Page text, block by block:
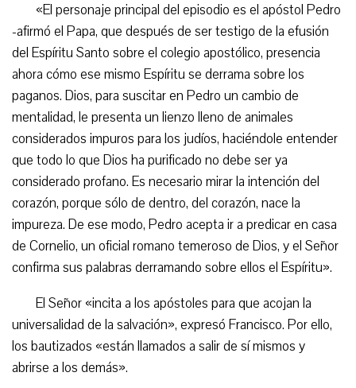
«El personaje principal del episodio es el apóstol Pedro
-afirmó el Papa, que después de ser testigo de la efusión
del Espíritu Santo sobre el colegio apostólico, presencia
ahora cómo ese mismo Espíritu se derrama sobre los
paganos. Dios, para suscitar en Pedro un cambio de
mentalidad, le presenta un lienzo lleno de animales
considerados impuros para los judíos, haciéndole entender
que todo lo que Dios ha purificado no debe ser ya
considerado profano. Es necesario mirar la intención del
corazón, porque sólo de dentro, del corazón, nace la
impureza. De ese modo, Pedro acepta ir a predicar en casa
de Cornelio, un oficial romano temeroso de Dios, y el Señor
confirma sus palabras derramando sobre ellos el Espíritu».
El Señor «incita a los apóstoles para que acojan la
universalidad de la salvación», expresó Francisco. Por ello,
los bautizados «están llamados a salir de sí mismos y
abrirse a los demás».